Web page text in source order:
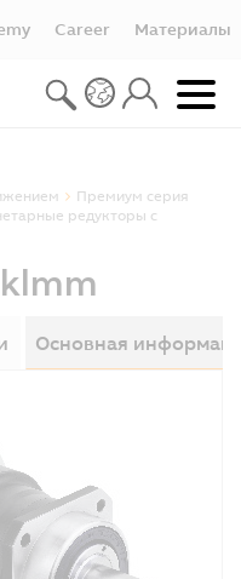
Career Материалы
Премиум серия
редукторы с
Основная